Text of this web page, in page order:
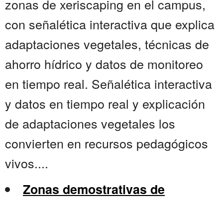
zonas de xeriscaping en el campus,
con señalética interactiva que explica
adaptaciones vegetales, técnicas de
ahorro hídrico y datos de monitoreo
en tiempo real. Señalética interactiva
y datos en tiempo real y explicación
de adaptaciones vegetales los
convierten en recursos pedagógicos
vivos....
Zonas demostrativas de